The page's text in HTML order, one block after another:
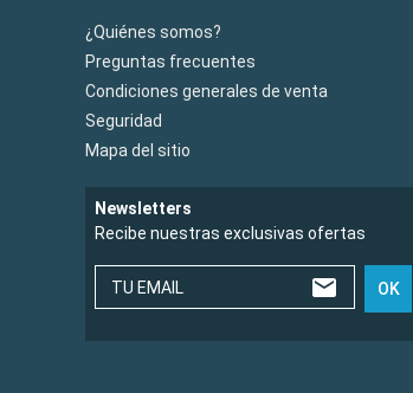
¿Quiénes somos?
Preguntas frecuentes
Condiciones generales de venta
Seguridad
Mapa del sitio
Newsletters
Recibe nuestras exclusivas ofertas
TU EMAIL OK